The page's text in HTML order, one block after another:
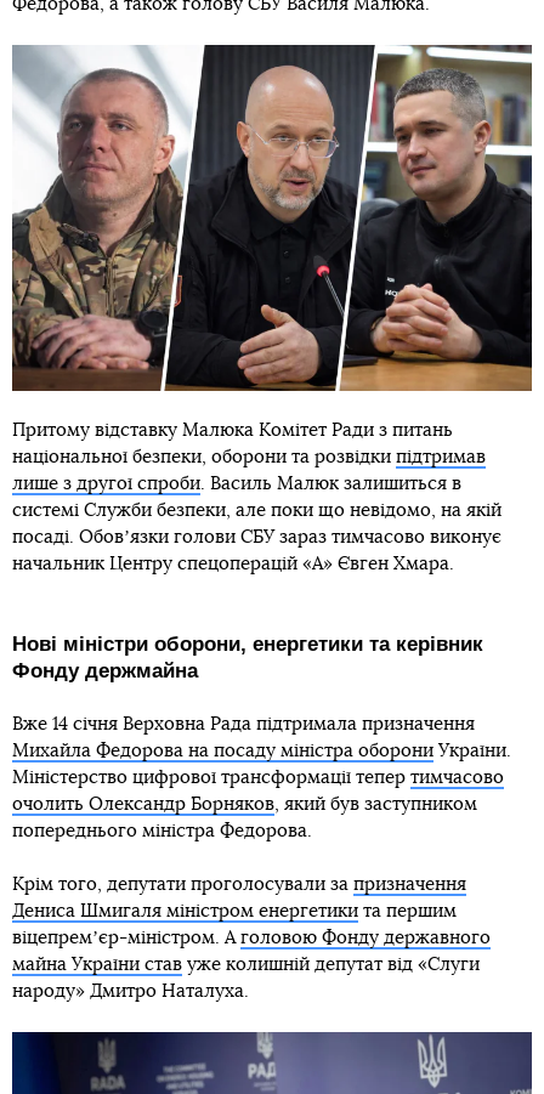
Федорова, а також голову СБУ Василя Малюка.
Притому відставку Малюка Комітет Ради з питань
національної безпеки, оборони та розвідки підтримав
лише з другої спроби . Василь Малюк залишиться в
системі Служби безпеки, але поки що невідомо, на якій
посаді. Обовʼязки голови СБУ зараз тимчасово виконує
начальник Центру спецоперацій «А» Євген Хмара.
Нові міністри оборони, енергетики та керівник
Фонду держмайна
Вже 14 січня Верховна Рада підтримала призначення
Михайла Федорова на посаду міністра оборони України.
Міністерство цифрової трансформації тепер тимчасово
очолить Олександр Борняков , який був заступником
попереднього міністра Федорова.
Крім того, депутати проголосували за призначення
Дениса Шмигаля міністром енергетики та першим
віцепремʼєр-міністром. А головою Фонду державного
майна України став уже колишній депутат від «Слуги
народу» Дмитро Наталуха.